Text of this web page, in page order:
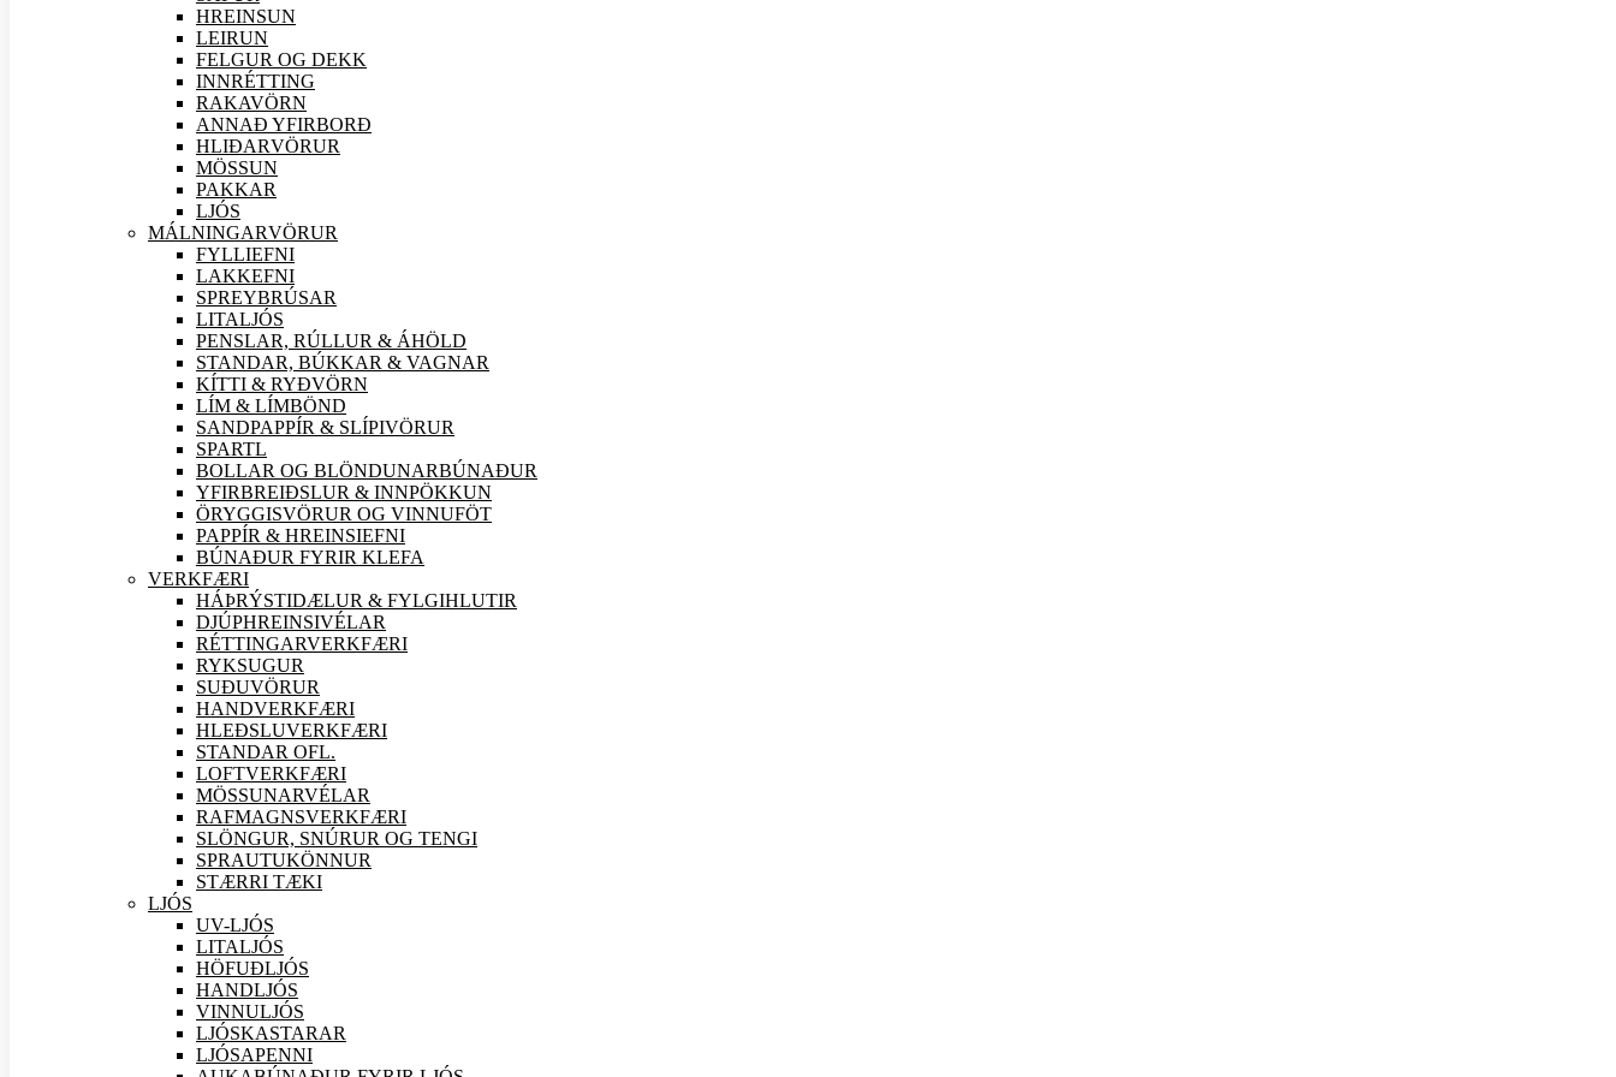
HREINSUN
LEIRUN
FELGUR OG DEKK
INNRÉTTING
RAKAVÖRN
ANNAÐ YFIRBORÐ
HLIÐARVÖRUR
MÖSSUN
PAKKAR
LJÓS
MÁLNINGARVÖRUR
FYLLIEFNI
LAKKEFNI
SPREYBRÚSAR
LITALJÓS
PENSLAR, RÚLLUR & ÁHÖLD
STANDAR, BÚKKAR & VAGNAR
KÍTTI & RYÐVÖRN
LÍM & LÍMBÖND
SANDPAPPÍR & SLÍPIVÖRUR
SPARTL
BOLLAR OG BLÖNDUNARBÚNAÐUR
YFIRBREIÐSLUR & INNPÖKKUN
ÖRYGGISVÖRUR OG VINNUFÖT
PAPPÍR & HREINSIEFNI
BÚNAÐUR FYRIR KLEFA
VERKFÆRI
HÁÞRÝSTIDÆLUR & FYLGIHLUTIR
DJÚPHREINSIVÉLAR
RÉTTINGARVERKFÆRI
RYKSUGUR
SUÐUVÖRUR
HANDVERKFÆRI
HLEÐSLUVERKFÆRI
STANDAR OFL.
LOFTVERKFÆRI
MÖSSUNARVÉLAR
RAFMAGNSVERKFÆRI
SLÖNGUR, SNÚRUR OG TENGI
SPRAUTUKÖNNUR
STÆRRI TÆKI
LJÓS
UV-LJÓS
LITALJÓS
HÖFUÐLJÓS
HANDLJÓS
VINNULJÓS
LJÓSKASTARAR
LJÓSAPENNI